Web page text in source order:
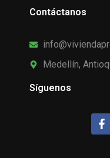
Contáctanos
Medellín,
Síguenos